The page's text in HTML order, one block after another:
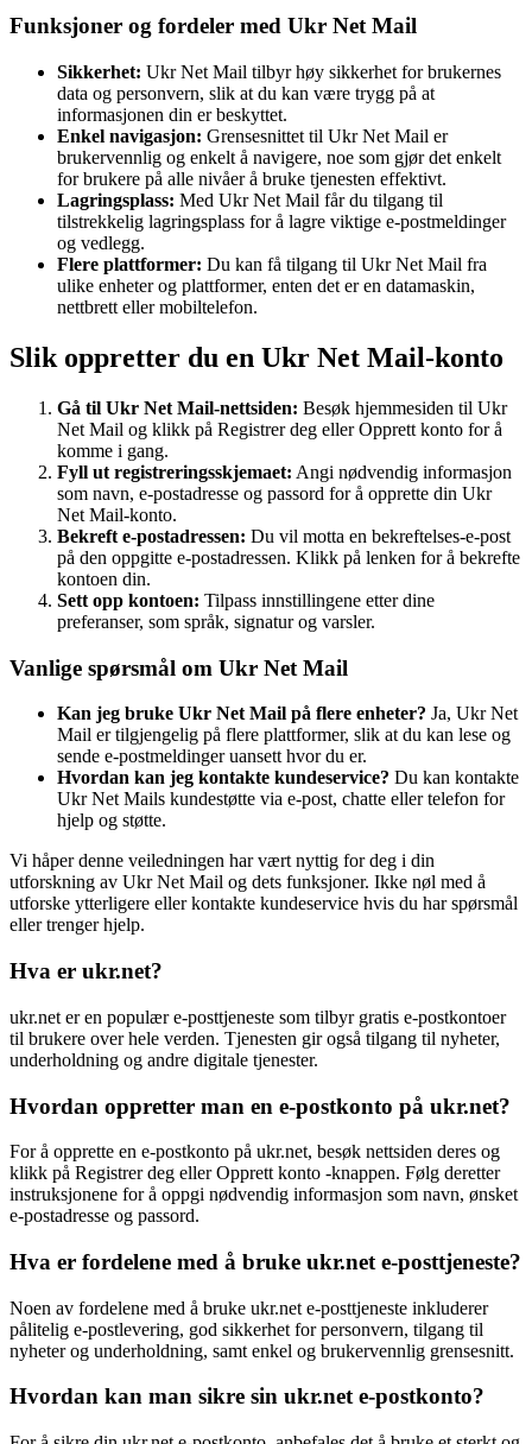
Funksjoner og fordeler med Ukr Net Mail
Sikkerhet: Ukr Net Mail tilbyr høy sikkerhet for brukernes
data og personvern, slik at du kan være trygg på at
informasjonen din er beskyttet.
Enkel navigasjon: Grensesnittet til Ukr Net Mail er
brukervennlig og enkelt å navigere, noe som gjør det enkelt
for brukere på alle nivåer å bruke tjenesten effektivt.
Lagringsplass: Med Ukr Net Mail får du tilgang til
tilstrekkelig lagringsplass for å lagre viktige e-postmeldinger
og vedlegg.
Flere plattformer: Du kan få tilgang til Ukr Net Mail fra
ulike enheter og plattformer, enten det er en datamaskin,
nettbrett eller mobiltelefon.
Slik oppretter du en Ukr Net Mail-konto
Gå til Ukr Net Mail-nettsiden: Besøk hjemmesiden til Ukr
Net Mail og klikk på Registrer deg eller Opprett konto for å
komme i gang.
Fyll ut registreringsskjemaet: Angi nødvendig informasjon
som navn, e-postadresse og passord for å opprette din Ukr
Net Mail-konto.
Bekreft e-postadressen: Du vil motta en bekreftelses-e-post
på den oppgitte e-postadressen. Klikk på lenken for å bekrefte
kontoen din.
Sett opp kontoen: Tilpass innstillingene etter dine
preferanser, som språk, signatur og varsler.
Vanlige spørsmål om Ukr Net Mail
Kan jeg bruke Ukr Net Mail på flere enheter? Ja, Ukr Net
Mail er tilgjengelig på flere plattformer, slik at du kan lese og
sende e-postmeldinger uansett hvor du er.
Hvordan kan jeg kontakte kundeservice? Du kan kontakte
Ukr Net Mails kundestøtte via e-post, chatte eller telefon for
hjelp og støtte.
Vi håper denne veiledningen har vært nyttig for deg i din
utforskning av Ukr Net Mail og dets funksjoner. Ikke nøl med å
utforske ytterligere eller kontakte kundeservice hvis du har spørsmål
eller trenger hjelp.
Hva er ukr.net?
ukr.net er en populær e-posttjeneste som tilbyr gratis e-postkontoer
til brukere over hele verden. Tjenesten gir også tilgang til nyheter,
underholdning og andre digitale tjenester.
Hvordan oppretter man en e-postkonto på ukr.net?
For å opprette en e-postkonto på ukr.net, besøk nettsiden deres og
klikk på Registrer deg eller Opprett konto -knappen. Følg deretter
instruksjonene for å oppgi nødvendig informasjon som navn, ønsket
e-postadresse og passord.
Hva er fordelene med å bruke ukr.net e-posttjeneste?
Noen av fordelene med å bruke ukr.net e-posttjeneste inkluderer
pålitelig e-postlevering, god sikkerhet for personvern, tilgang til
nyheter og underholdning, samt enkel og brukervennlig grensesnitt.
Hvordan kan man sikre sin ukr.net e-postkonto?